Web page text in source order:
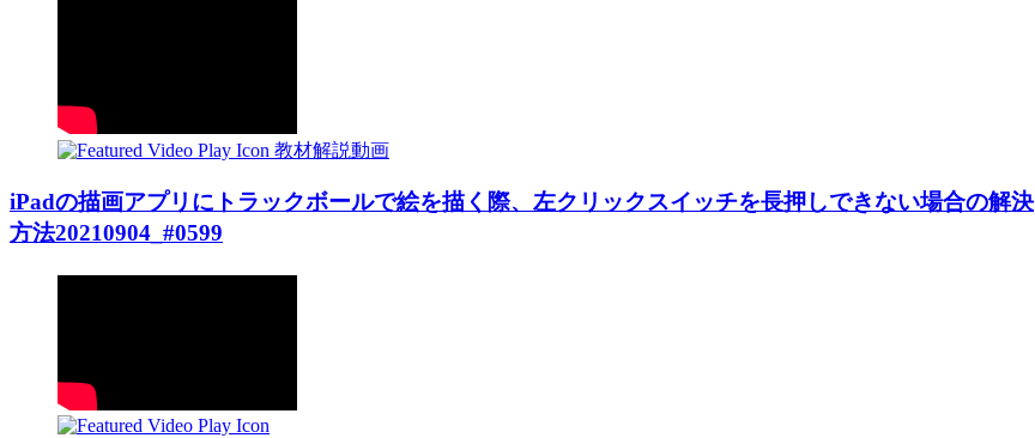
教材解説動画
iPadの描画アプリにトラックボールで絵を描く際、左クリックスイッチを長押しできない場合の解決
方法20210904_#0599